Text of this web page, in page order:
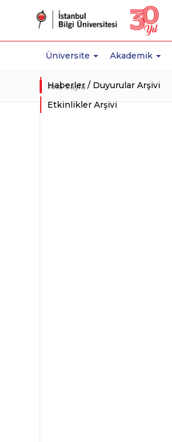
Üniversite Akademik
Ana Sayfa
Haberler / Duyurular Arşivi
Etkinlikler Arşivi